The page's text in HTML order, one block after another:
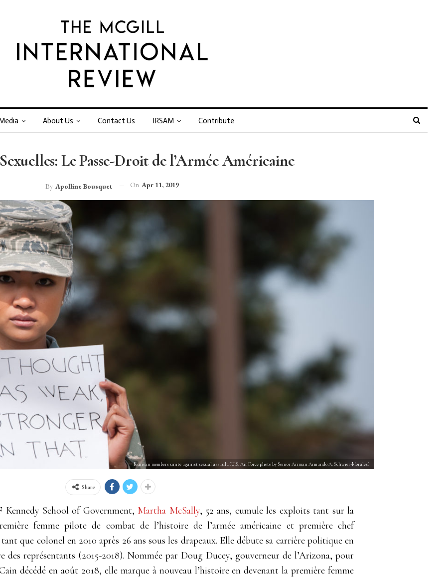
About Us Contact Us IRSAM Contribute
Le Passe-Droit de l’Armée Américaine
By Apolline Bousquet On Apr 11, 2019
Kunsan members unite against sexual assault.(U.S. Air Force photo by Senior Airman Armando A. Schwier-Morales)
Share
Kennedy School of Government, Martha McSally, 52 ans, cumule les exploits tant sur la
femme pilote de combat de l’histoire de l’armée américaine et première chef
que colonel en 2010 après 26 ans sous les drapeaux. Elle débute sa carrière politique en
des représentants (2015-2018). Nommée par Doug Ducey, gouverneur de l’Arizona, pour
décédé en août 2018, elle marque à nouveau l’histoire en devenant la première femme